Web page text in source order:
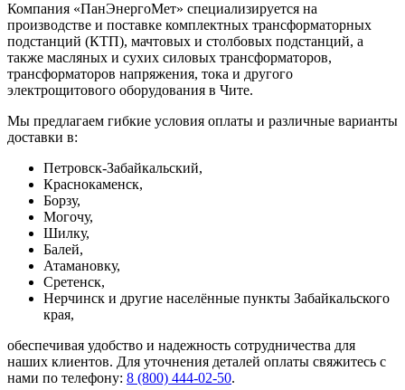
Компания «ПанЭнергоМет» специализируется на
производстве и поставке комплектных трансформаторных
подстанций (КТП), мачтовых и столбовых подстанций, а
также масляных и сухих силовых трансформаторов,
трансформаторов напряжения, тока и другого
электрощитового оборудования в Чите.
Мы предлагаем гибкие условия оплаты и различные варианты
доставки в:
Петровск-Забайкальский,
Краснокаменск,
Борзу,
Могочу,
Шилку,
Балей,
Атамановку,
Сретенск,
Нерчинск и другие населённые пункты Забайкальского
края,
обеспечивая удобство и надежность сотрудничества для
наших клиентов. Для уточнения деталей оплаты свяжитесь с
нами по телефону: 8 (800) 444-02-50.